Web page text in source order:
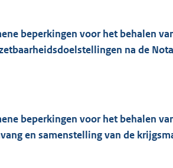
beperkingen voor het behalen
na de
beperkingen voor het behalen
en samenstelling van de